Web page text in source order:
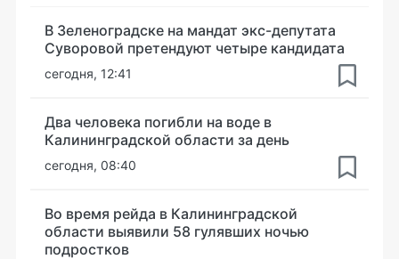
В Зеленоградске на мандат экс-депутата
Суворовой претендуют четыре кандидата
сегодня, 12:41
Два человека погибли на воде в
Калининградской области за день
сегодня, 08:40
Во время рейда в Калининградской
области выявили 58 гулявших ночью
подростков